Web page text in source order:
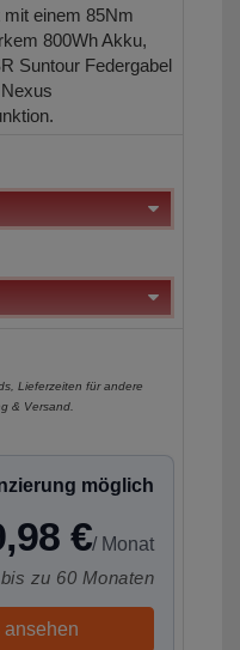
einem 85Nm
800Wh Akku,
Suntour Federgabel
Lieferzeiten für andere
& Versand
möglich
€/ Monat
zu 60 Monaten
ansehen